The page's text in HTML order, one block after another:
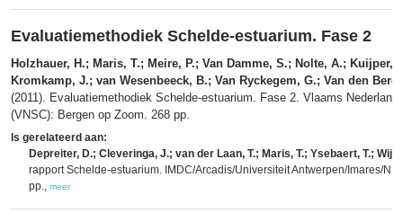
Evaluatiemethodiek Schelde-estuarium. Fase 2
Holzhauer, H.; Maris, T.; Meire, P.; Van Damme, S.; Nolte, A.; Kuijper,
Kromkamp, J.; van Wesenbeeck, B.; Van Ryckegem, G.; Van den
(2011). Evaluatiemethodiek Schelde-estuarium. Fase 2. Vlaams
(VNSC): Bergen op Zoom. 268 pp.
Is gerelateerd aan:
Depreiter, D.; Cleveringa, J.; van der Laan, T.; Maris, T.; Ysebaert, T.;
rapport Schelde-estuarium. IMDC/Arcadis/Universiteit Antwerpen/Imares/
pp., meer